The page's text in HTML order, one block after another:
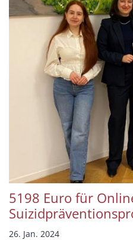
5198 Euro für
26. Jan. 2024